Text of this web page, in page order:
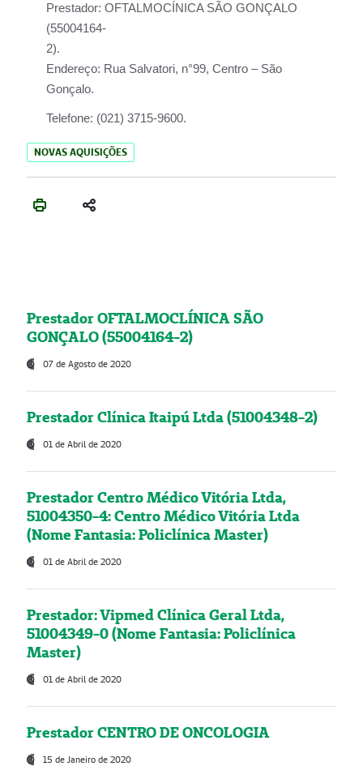
Prestador: OFTALMOCÍNICA SÃO GONÇALO
(55004164-
2).
Endereço: Rua Salvatori, n°99, Centro – São
Gonçalo.
Telefone: (021) 3715-9600.
NOVAS AQUISIÇÕES
Prestador OFTALMOCLÍNICA SÃO
GONÇALO (55004164-2)
07 de Agosto de 2020
Prestador Clínica Itaipú Ltda (51004348-2)
01 de Abril de 2020
Prestador Centro Médico Vitória Ltda,
51004350-4: Centro Médico Vitória Ltda
(Nome Fantasia: Policlínica Master)
01 de Abril de 2020
Prestador: Vipmed Clínica Geral Ltda,
51004349-0 (Nome Fantasia: Policlínica
Master)
01 de Abril de 2020
Prestador CENTRO DE ONCOLOGIA
15 de Janeiro de 2020